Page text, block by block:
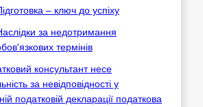
– ключ до успіху
за недотримання
термінів
консультант несе
за невідповідності у
податковій декларації податкова